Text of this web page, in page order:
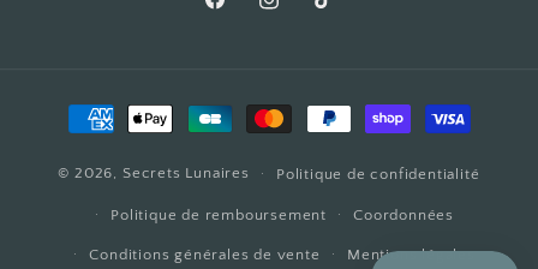
FacebookInstagramTikTok
Moyens
de
paiement
© 2026, Secrets Lunaires Politique de confidentialité
Politique de remboursement Coordonnées
Conditions générales de vente Mentions légales